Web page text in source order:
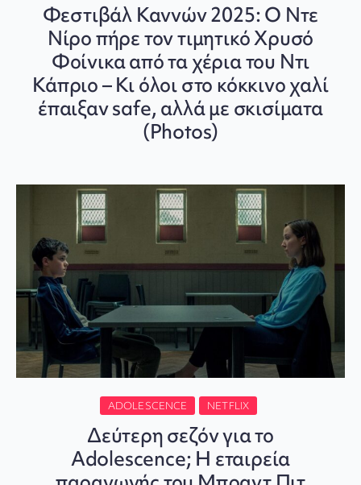
Φεστιβάλ Καννών 2025: Ο Ντε
Νίρο πήρε τον τιμητικό Χρυσό
Φοίνικα από τα χέρια του Ντι
Κάπριο – Κι όλοι στο κόκκινο χαλί
έπαιξαν safe, αλλά με σκισίματα
(Photos)
ADOLESCENCE NETFLIX
Δεύτερη σεζόν για το
Adolescence; Η εταιρεία